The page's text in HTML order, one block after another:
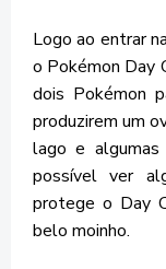
Logo ao entrar
o Pokémon Day
dois Pokémon
produzirem um
lago e
possível ver
protege o Day
belo moinho.